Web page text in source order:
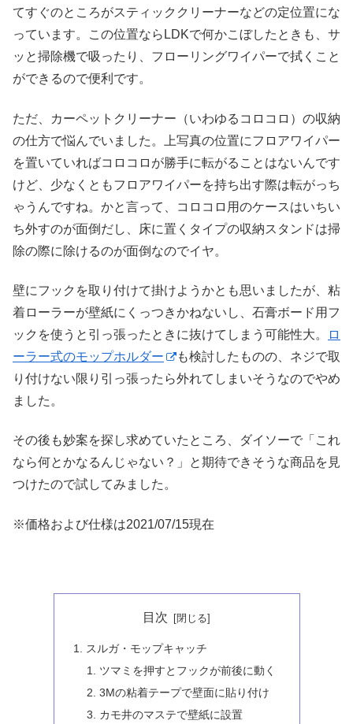
てすぐのところがスティッククリーナーなどの定位置にな
っています。この位置ならLDKで何かこぼしたときも、サ
ッと掃除機で吸ったり、フローリングワイパーで拭くこと
ができるので便利です。
ただ、カーペットクリーナー（いわゆるコロコロ）の収納
の仕方で悩んでいました。上写真の位置にフロアワイパー
を置いていればコロコロが勝手に転がることはないんです
けど、少なくともフロアワイパーを持ち出す際は転がっち
ゃうんですね。かと言って、コロコロ用のケースはいちい
ち外すのが面倒だし、床に置くタイプの収納スタンドは掃
除の際に除けるのが面倒なのでイヤ。
壁にフックを取り付けて掛けようかとも思いましたが、粘
着ローラーが壁紙にくっつきかねないし、石膏ボード用フ
ックを使うと引っ張ったときに抜けてしまう可能性大。
ロ
ーラー式のモップホルダー
も検討したものの、ネジで取
り付けない限り引っ張ったら外れてしまいそうなのでやめ
ました。
その後も妙案を探し求めていたところ、ダイソーで「これ
なら何とかなるんじゃない？」と期待できそうな商品を見
つけたので試してみました。
※価格および仕様は2021/07/15現在
目次
スルガ・モップキャッチ
ツマミを押すとフックが前後に動く
3Mの粘着テープで壁面に貼り付け
カモ井のマステで壁紙に設置